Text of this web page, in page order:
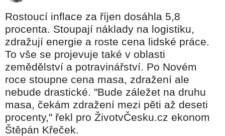
Rostoucí inflace za říjen dosáhla 5,8
procenta. Stoupají náklady na logistiku,
zdražují energie a roste cena lidské práce.
To vše se projevuje také v oblasti
zemědělství a potravinářství. Po Novém
roce stoupne cena masa, zdražení ale
nebude drastické. "Bude záležet na druhu
masa, čekám zdražení mezi pěti až deseti
procenty," řekl pro ŽivotvČesku.cz ekonom
Štěpán Křeček.